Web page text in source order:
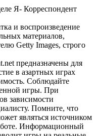
Я- Корреспондент
и воспроизведение
материалов,
Getty Images, строго
предназначены для
в азартных играх
Соблюдайте
игры. При
зависимости
Помните, что
являться источником
Информационный